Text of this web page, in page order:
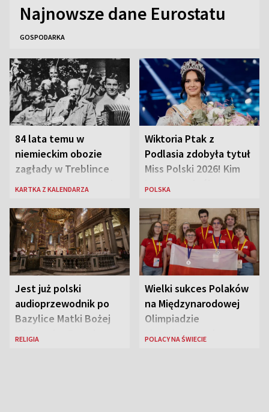
Najnowsze dane Eurostatu
GOSPODARKA
84 lata temu w
niemieckim obozie
zagłady w Treblince
zmarł Janusz Korczak
KARTKA Z KALENDARZA
Wiktoria Ptak z
Podlasia zdobyła tytuł
Miss Polski 2026! Kim
jest nowa królowa
POLSKA
Jest już polski
audioprzewodnik po
Bazylice Matki Bożej
Większej w Rzymie
RELIGIA
Wielki sukces Polaków
na Międzynarodowej
Olimpiadzie
Lingwistycznej
POLACY NA ŚWIECIE